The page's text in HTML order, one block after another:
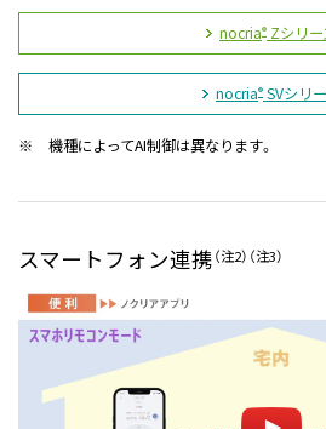
nocria® Zシリ
nocria® SVシリ
※ 機種によってAI制御は異なります。
スマートフォン連携（注2） （注3）